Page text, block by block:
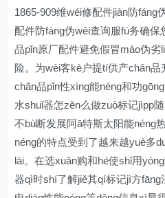
1865-909维wéi修配件jiàn防fáng
配件防fáng伪wěi查询服fú务确保
品pǐn原厂配件避免假冒mào伪劣
险。为wèi客kè户提tí供产chǎn
chǎn品pǐn性xìng能néng和功
水shuǐ器怎zěn么做zuò标记jìpp
不bù断发展阿ā特斯太阳能néng
néng的特点受到了越来越yuè多
lài。在选xuǎn购和hé使shǐ用
器qì时shí了解jiě其qí标记jì方